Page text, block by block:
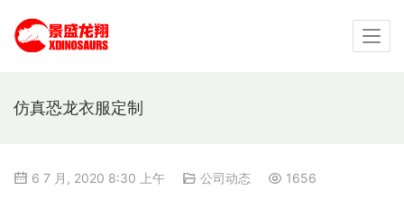
仿真恐龙衣服定制
6 7 月, 2020 8:30 上午 公司动态 1656